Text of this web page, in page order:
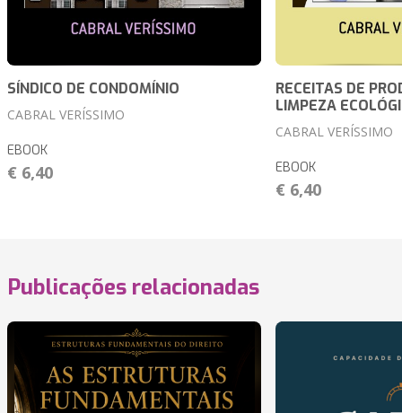
SÍNDICO DE CONDOMÍNIO
CABRAL VERÍSSIMO
EBOOK
€ 6,40
RECEITAS DE
LIMPEZA
CABRAL VERÍSSIMO
EBOOK
€ 6,40
Publicações relacionadas